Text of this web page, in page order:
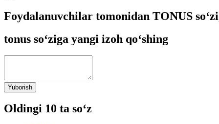
Foydalanuvchilar tomonidan TONUS
tonus so‘ziga yangi izoh qo‘shing
Yuborish
Oldingi 10 ta so‘z